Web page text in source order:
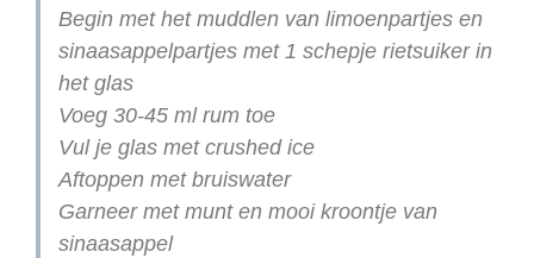
Begin met het muddlen van limoenpartjes en
sinaasappelpartjes met 1 schepje rietsuiker in
het glas
Voeg 30-45 ml rum toe
Vul je glas met crushed ice
Aftoppen met bruiswater
Garneer met munt en mooi kroontje van
sinaasappel